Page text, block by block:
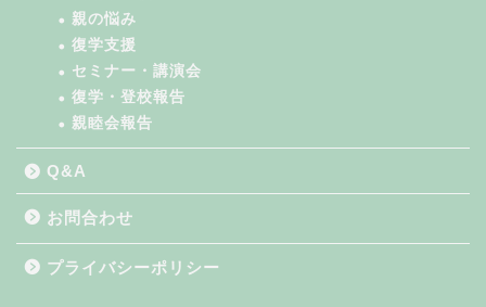
親の悩み
復学支援
セミナー・講演会
復学・登校報告
親睦会報告
Q&A
お問合わせ
プライバシーポリシー